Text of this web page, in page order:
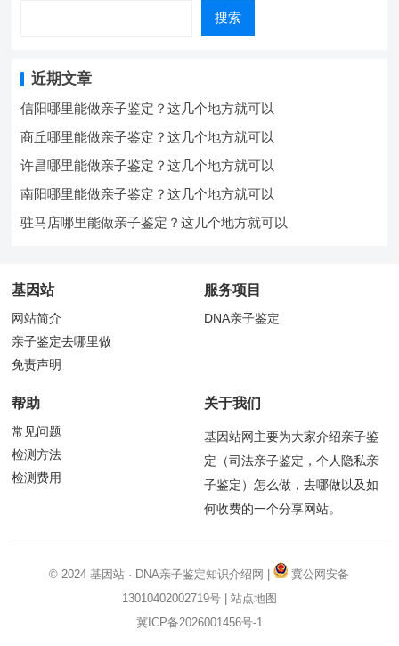
搜索
近期文章
信阳哪里能做亲子鉴定？这几个地方就可以
商丘哪里能做亲子鉴定？这几个地方就可以
许昌哪里能做亲子鉴定？这几个地方就可以
南阳哪里能做亲子鉴定？这几个地方就可以
驻马店哪里能做亲子鉴定？这几个地方就可以
基因站
网站简介
亲子鉴定去哪里做
免责声明
服务项目
DNA亲子鉴定
帮助
常见问题
检测方法
检测费用
关于我们
基因站网主要为大家介绍亲子鉴
定（司法亲子鉴定，个人隐私亲
子鉴定）怎么做，去哪做以及如
何收费的一个分享网站。
© 2024基因站 · DNA亲子鉴定知识介绍网 |
冀公网安备
13010402002719号| 站点地图
冀ICP备2026001456号-1